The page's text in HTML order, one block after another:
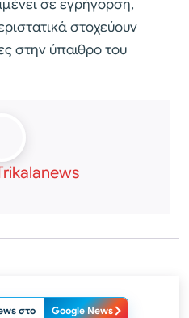
σε εγρήγορση,
στοχεύουν
στην ύπαιθρο του
στο Google News